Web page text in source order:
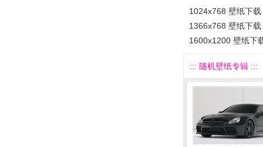
1024x768 壁纸下载
1366x768 壁纸下载
1600x1200 壁纸下
::: 随机壁纸专辑 :::